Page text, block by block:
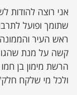
אני רוצה להודות
שתומך ופועל
ראש העיר
קשה על מנת
הרשת מימון בן
ולכל מי שלקח